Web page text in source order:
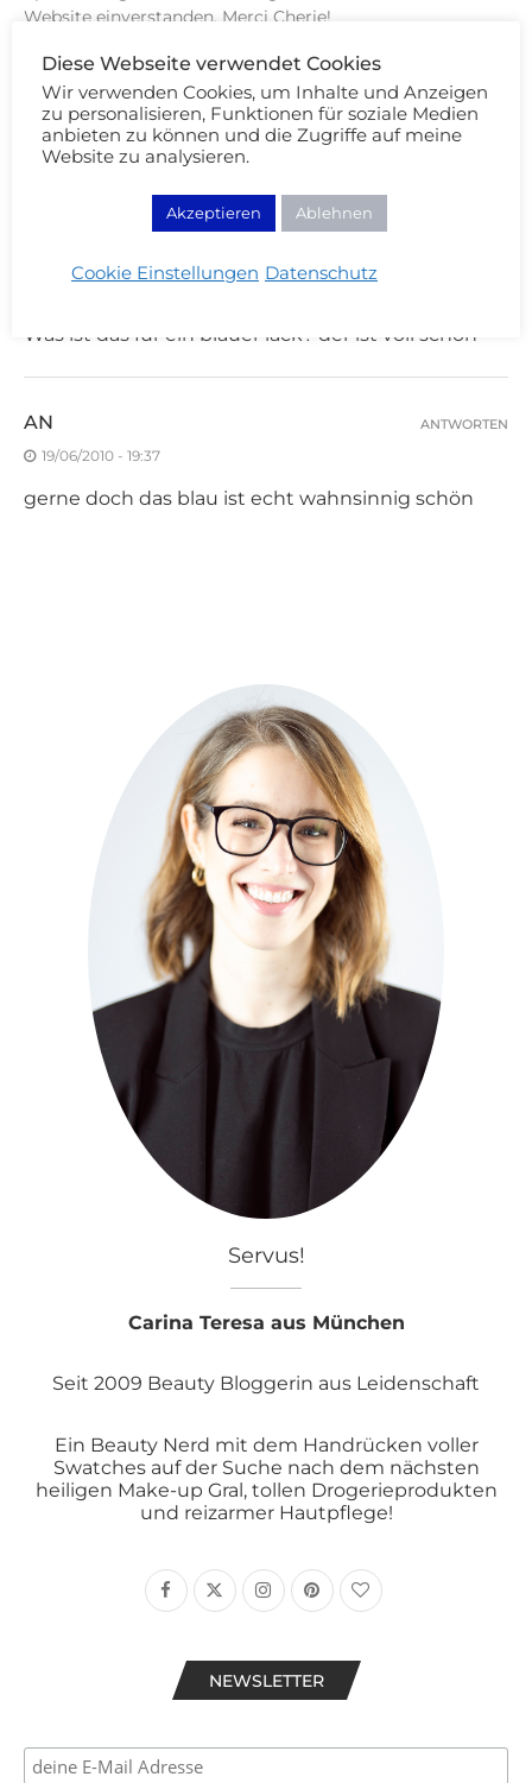
Website einverstanden. Merci Cherie!
2 KOMMENTARE
Was ist das für ein blauer lack? der ist voll schön
AN
19/06/2010 - 19:37
gerne doch das blau ist echt wahnsinnig schön
ANTWORTEN
Servus!
Carina Teresa aus München
Seit 2009 Beauty Bloggerin aus Leidenschaft
Ein Beauty Nerd mit dem Handrücken voller
Swatches auf der Suche nach dem nächsten
heiligen Make-up Gral, tollen Drogerieprodukten
und reizarmer Hautpflege!
NEWSLETTER
Diese Webseite verwendet Cookies
Wir verwenden Cookies, um Inhalte und Anzeigen
zu personalisieren, Funktionen für soziale Medien
anbieten zu können und die Zugriffe auf meine
Website zu analysieren.
Akzeptieren Ablehnen
Cookie Einstellungen Datenschutz